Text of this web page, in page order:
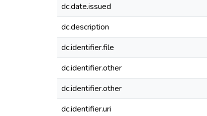
dc.date.issued
dc.description
dc.identifier.file
dc.identifier.other
dc.identifier.other
dc.identifier.uri